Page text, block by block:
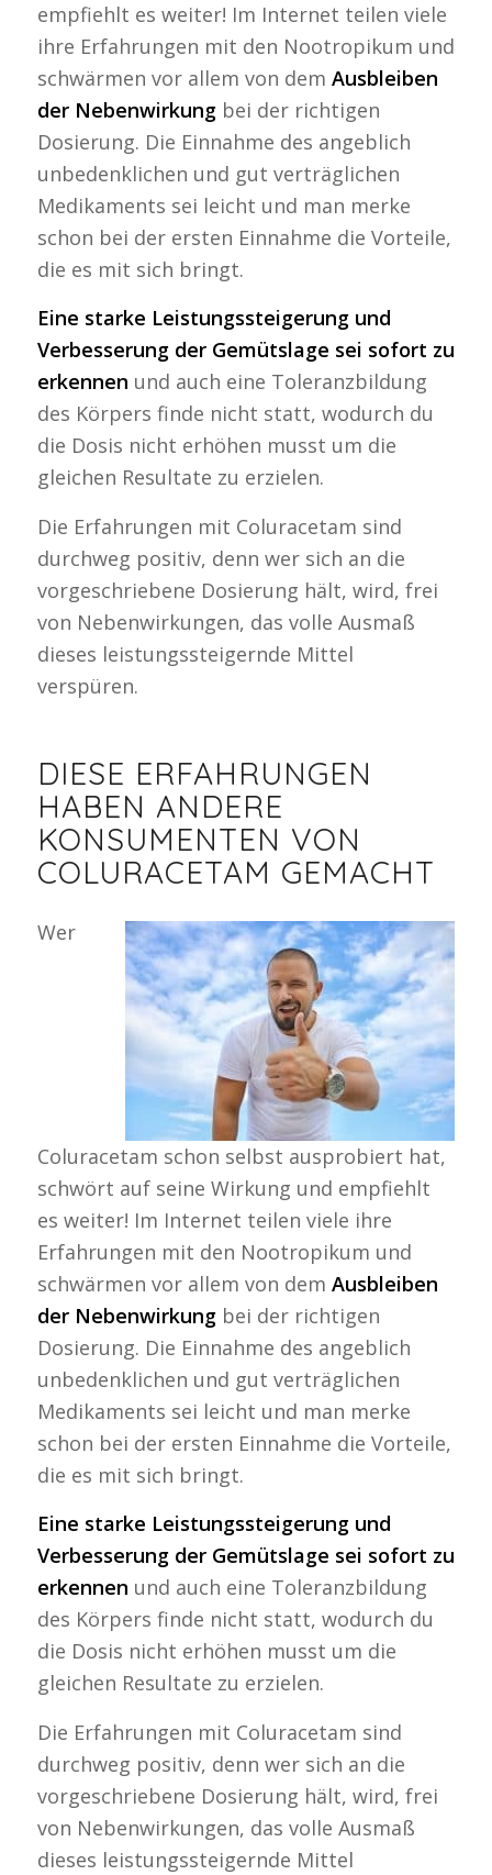
empfiehlt es weiter! Im Internet teilen viele
ihre Erfahrungen mit den Nootropikum und
schwärmen vor allem von dem Ausbleiben
der Nebenwirkungbei der richtigen
Dosierung. Die Einnahme des angeblich
unbedenklichen und gut verträglichen
Medikaments sei leicht und man merke
schon bei der ersten Einnahme die Vorteile,
die es mit sich bringt.
Eine starke Leistungssteigerung und
Verbesserung der Gemütslage sei sofort zu
erkennen und auch eine Toleranzbildung
des Körpers finde nicht statt, wodurch du
die Dosis nicht erhöhen musst um die
gleichen Resultate zu erzielen.
Die Erfahrungen mit Coluracetam sind
durchweg positiv, denn wer sich an die
vorgeschriebene Dosierung hält, wird, frei
von Nebenwirkungen, das volle Ausmaß
dieses leistungssteigernde Mittel
verspüren.
DIESE ERFAHRUNGEN
HABEN ANDERE
KONSUMENTEN VON
COLURACETAM GEMACHT
Wer
Coluracetam schon selbst ausprobiert hat,
schwört auf seine Wirkung und empfiehlt
es weiter! Im Internet teilen viele ihre
Erfahrungen mit den Nootropikum und
schwärmen vor allem von dem Ausbleiben
der Nebenwirkungbei der richtigen
Dosierung. Die Einnahme des angeblich
unbedenklichen und gut verträglichen
Medikaments sei leicht und man merke
schon bei der ersten Einnahme die Vorteile,
die es mit sich bringt.
Eine starke Leistungssteigerung und
Verbesserung der Gemütslage sei sofort zu
erkennen und auch eine Toleranzbildung
des Körpers finde nicht statt, wodurch du
die Dosis nicht erhöhen musst um die
gleichen Resultate zu erzielen.
Die Erfahrungen mit Coluracetam sind
durchweg positiv, denn wer sich an die
vorgeschriebene Dosierung hält, wird, frei
von Nebenwirkungen, das volle Ausmaß
dieses leistungssteigernde Mittel